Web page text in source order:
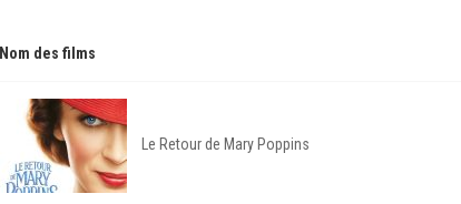
Nom des films
Le Retour de Mary Poppins